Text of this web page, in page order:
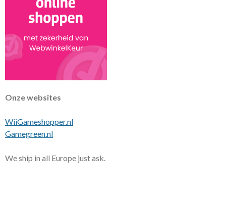
Onze websites
WiiGameshopper.nl
Gamegreen.nl
We ship in all Europe just ask.